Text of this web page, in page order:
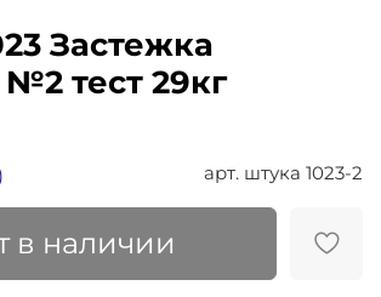
арт. штука 1023-2
Застежка
№2 тест 29кг
в наличии